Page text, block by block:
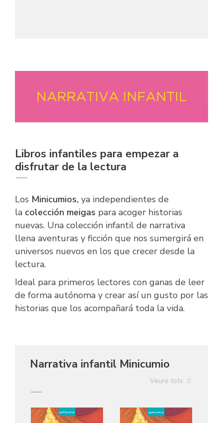
Libros infantiles para empezar a
disfrutar de la lectura
Los Minicumios, ya independientes de
la colección meigas para acoger historias
nuevas. Una colección infantil de narrativa
llena aventuras y ficción que nos sumergirá en
universos nuevos en los que crecer desde la
lectura.
Ideal para primeros lectores con ganas de leer
de forma autónoma y crear así un gusto por las
historias que los acompañará toda la vida.
Narrativa infantil Minicumio
Veure tots